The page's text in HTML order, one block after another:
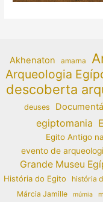
Akhenaton amarna
Arqueologia
descoberta
deuses
egiptomania
Egito Antigo
evento de
Grande Museu
História do Egito
história
Márcia Jamille múmia